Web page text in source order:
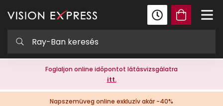
Foglaljon online időpontot látásvizsgálatra
itt.
Napszemüveg online exkluzív akár -40%